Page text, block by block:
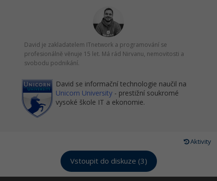
David je zakladatelem ITnetwork a programování se
profesionálně věnuje 15 let. Má rád Nirvanu, nemovitosti a
svobodu podnikání.
David se informační technologie naučil na
Unicorn University - prestižní soukromé
vysoké škole IT a ekonomie.
Aktivity
Vstoupit do diskuze (3)